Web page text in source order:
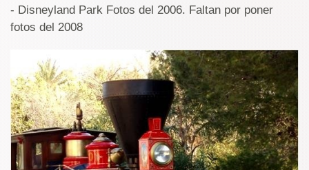
- Disneyland Park Fotos del 2006. Faltan por poner
fotos del 2008